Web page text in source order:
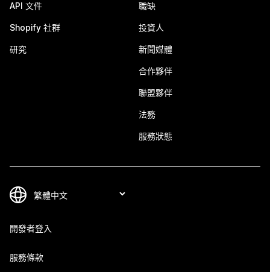
API 文件
Shopify 社群
研究
職缺
投資人
新聞媒體
合作夥伴
聯盟夥伴
法務
服務狀態
開發者登入
服務條款